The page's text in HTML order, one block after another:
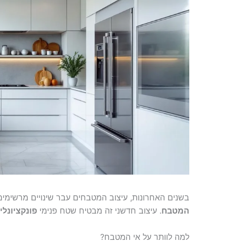
בשנים האחרונות, עיצוב המטבחים עבר שינויים
המטבח. עיצוב חדשני זה מבטיח שטח פנימי פונקציונלי
למה לוותר על אי המטבח?